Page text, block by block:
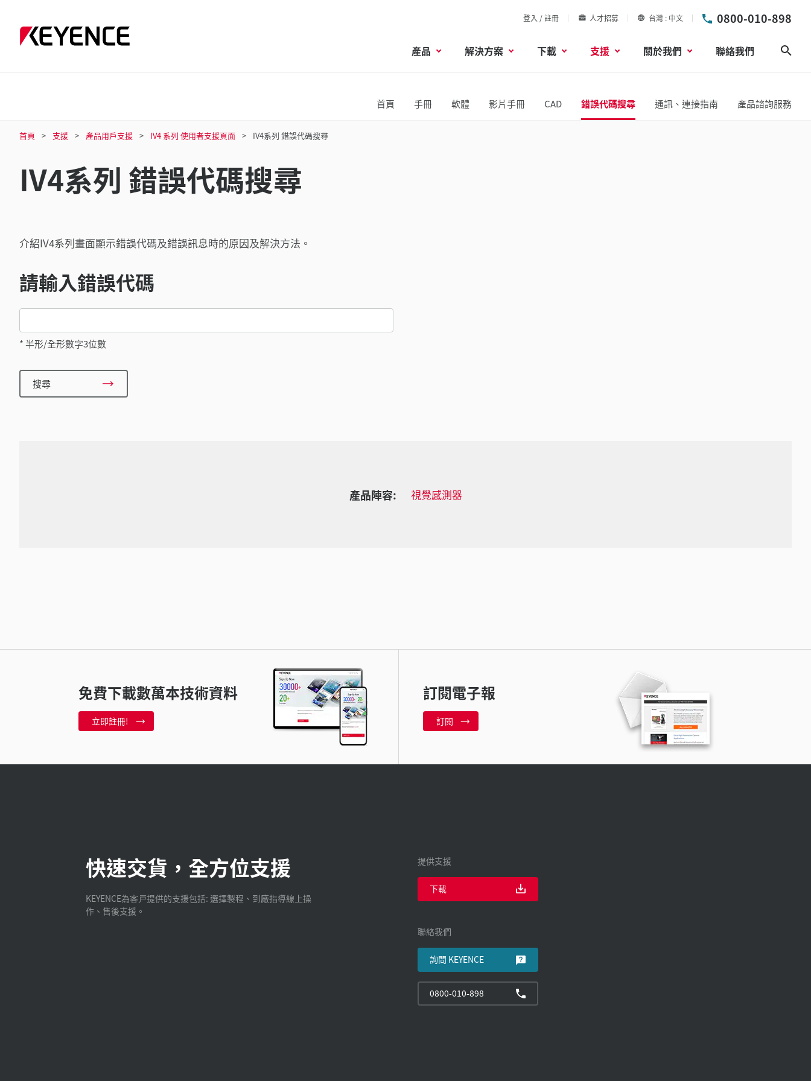
登入 / 註冊 人才招募 台灣 中文 0800-010-898
產品 解決方案 下載 支援 關於我們 聯絡我們
首頁 手冊 軟體 影片手冊 CAD 錯誤代碼搜尋 通訊、連接指南 產品諮詢服務
首頁 支援 產品用戶支援 IV4 系列 使用者支援頁面 IV4系列 錯誤代碼搜尋
IV4系列 錯誤代碼搜尋
介紹IV4系列畫面顯示錯誤代碼及錯誤訊息時的原因及解決方法。
請輸入錯誤代碼
* 半形/全形數字3位數
搜尋
產品陣容: 視覺感測器
免費下載數萬本技術資料
立即註冊!
訂閱電子報
訂閱
快速交貨，全方位支援
KEYENCE為客戸提供的支援包括: 選擇製程、到廠指導線上操
作、售後支援。
提供支援
下載
聯絡我們
詢問 KEYENCE
0800-010-898